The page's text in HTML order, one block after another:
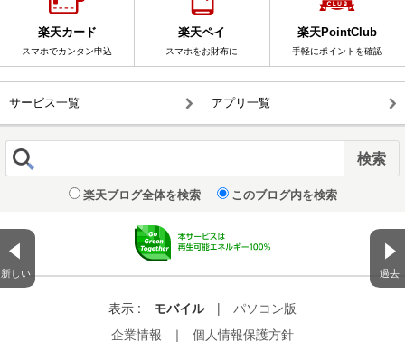
新しい 過去
楽天カード
スマホでカンタン申込
楽天ペイ
スマホをお財布に
楽天PointClub
手軽にポイントを確認
サービス一覧 アプリ一覧
楽天ブログ全体を検索 このブログ内を検索
表示 : モバイル |
パソコン版
企業情報
｜ 個人情報保護方針